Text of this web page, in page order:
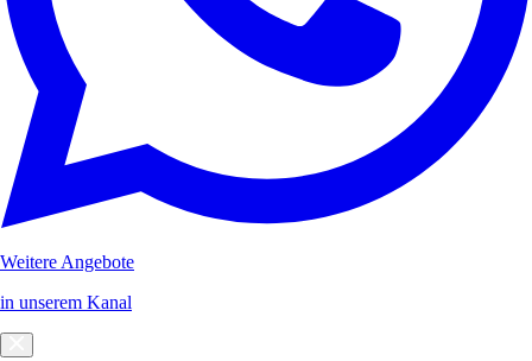
Weitere Angebote
in unserem Kanal